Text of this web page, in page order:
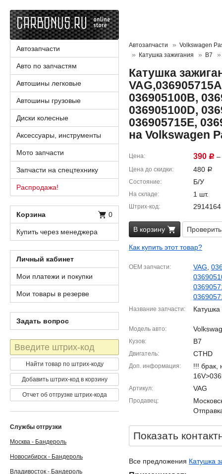
Автозапчасти
Volkswagen
Катушка зажигания
B7
Катушка
036905100B,
036905100D,
036905715E,
на Volkswagen
Цена 390 Р –
Цена до скидки 480 Р
Состояние Б/У
На складе 1 шт.
Штрих-код 2914164
В корзину
Как купить этот товар?
OEM запчасти VAG
Название запчасти Катушка
Модель авто
Кузов B7
Двигатель CTHD
Доп. информация
!!! брак,
Артикул VAG
Продавец
Показать
Все предложения Катушка
Автозапчасти
Авто по запчастям
Автошины легковые
Автошины грузовые
Диски колесные
Аксессуары, инструменты
Мото запчасти
Запчасти на спецтехнику
Распродажа!
Корзина 0
Купить через менеджера
Личный кабинет
Мои платежи и покупки
Мои товары в резерве
Задать вопрос
Штрих-
код
Найти товар по штрих-коду
Добавить штрих-код в корзину
Отчет об отгрузке штрих-кода
Службы отгрузки
Москва - Бандероль
Новосибирск - Бандероль
Владивосток - Бандероль